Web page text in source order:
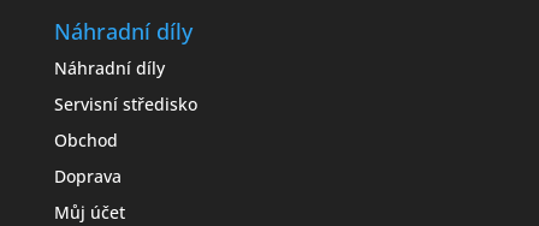
Náhradní díly
Náhradní díly
Servisní středisko
Obchod
Doprava
Můj účet